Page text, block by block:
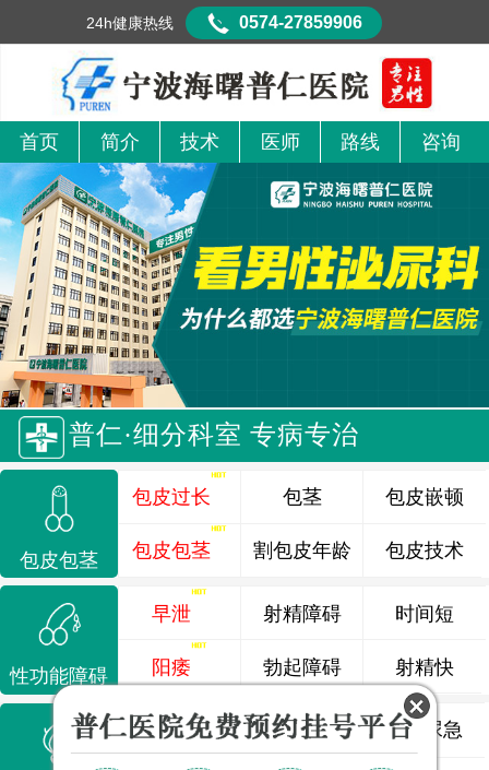
首页 简介 技术 医师 路线 咨询
普仁·细分科室 专病专治
包皮包茎
包皮过长
包皮包茎
包茎
割包皮年龄
包皮嵌顿
包皮技术
性功能障碍
早泄
阳痿
射精障碍
勃起障碍
时间短
射精快
前列腺炎 前列腺痛 尿频尿急
24h健康热线 0574-27859906